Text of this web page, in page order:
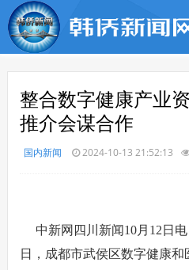
整合数字健康产业
推介会谋合作
国内新闻 2024-10-13 21:52:13
中新网四川新闻10月12日电
日，成都市武侯区数字健康